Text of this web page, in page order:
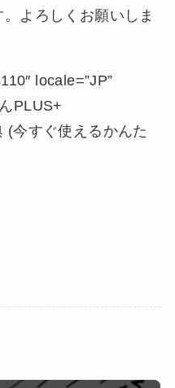
よろしくお願いしま
locale=”JP”
PLUS+
(今すぐ使えるかんた